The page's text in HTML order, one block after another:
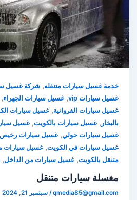
خدمة غسيل سيارات متنقله,شركة غسيل
غسيل سيارات vip ,غسيل سيارات الجهراء
غسيل سيارات الفروانية,غسيل سيارات
بالبخار ,غسيل سيارات بالكويت,غسيل
غسيل سيارات حولي,غسيل سيارات رخيص
غسيل سيارات في الكويت,غسيل سيارات
متنقل بالكويت,غسيل سيارات من الداخل,
مغسلة سيارات متنقل
qmedia85@gmail.com
/سبتمبر 21, 2024